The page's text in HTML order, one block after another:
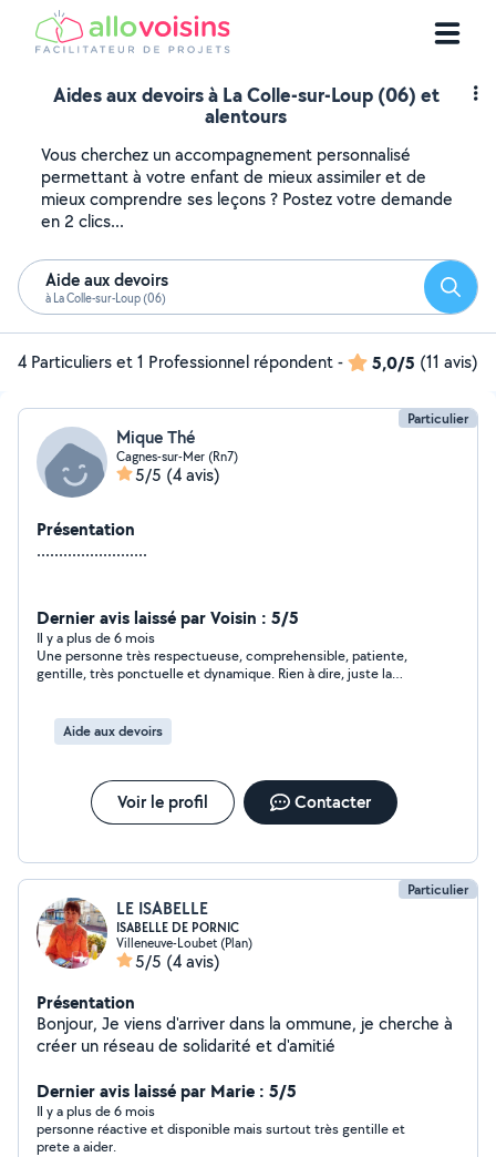
Aides aux devoirs à La Colle-sur-Loup (06) et
alentours
Vous cherchez un accompagnement personnalisé
permettant à votre enfant de mieux assimiler et de
mieux comprendre ses leçons ? Postez votre demande
en 2 clics...
Aide aux devoirs
à La Colle-sur-Loup (06)
4 Particuliers et 1 Professionnel répondent- 5,0/5 (11 avis)
Particulier
Mique Thé
Cagnes-sur-Mer (Rn7)
5/5 (4 avis)
Présentation
.........................
Dernier avis laissé par Voisin : 5/5
Il y a plus de 6 mois
Une personne très respectueuse, comprehensible, patiente,
gentille, très ponctuelle et dynamique. Rien à dire, juste la
Aide aux devoirs
Voir le profil Contacter
Particulier
LE ISABELLE
ISABELLE DE PORNIC
Villeneuve-Loubet (Plan)
5/5 (4 avis)
Présentation
Bonjour, Je viens d'arriver dans la ommune, je cherche à
créer un réseau de solidarité et d'amitié
Dernier avis laissé par Marie : 5/5
Il y a plus de 6 mois
personne réactive et disponible mais surtout très gentille et
prete a aider.